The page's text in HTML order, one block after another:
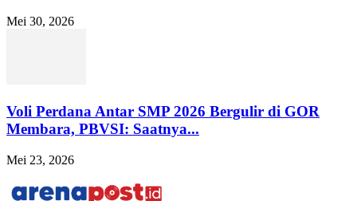
Mei 30, 2026
Voli Perdana Antar SMP 2026 Bergulir di GOR
Membara, PBVSI: Saatnya...
Mei 23, 2026